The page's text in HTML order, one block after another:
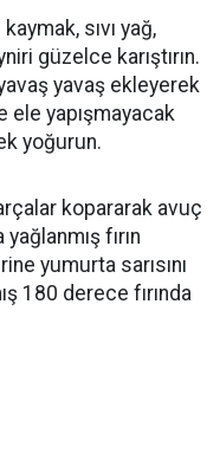
sıvı yağ,
güzelce karıştırın.
yavaş ekleyerek
ele yapışmayacak
yoğurun.
kopararak avuç
fırın
yumurta sarısını
180 derece fırında